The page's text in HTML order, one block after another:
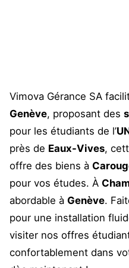
Vimova Gérance SA
Genève, proposant des
pour les étudiants de l’
près de Eaux-Vives,
offre des biens à
pour vos études. À
abordable à Genève.
pour une installation
visiter nos offres
confortablement dans